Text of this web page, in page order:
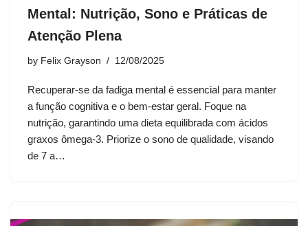
Mental: Nutrição, Sono e Práticas de
Atenção Plena
by Felix Grayson 12/08/2025
Recuperar-se da fadiga mental é essencial para manter
a função cognitiva e o bem-estar geral. Foque na
nutrição, garantindo uma dieta equilibrada com ácidos
graxos ômega-3. Priorize o sono de qualidade, visando
de 7 a…